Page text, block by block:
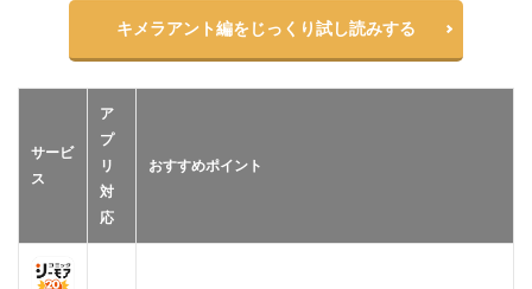
キメラアント編をじっくり試し読みする
サービ
ス
ア
プ
リ
対
応
おすすめポイント